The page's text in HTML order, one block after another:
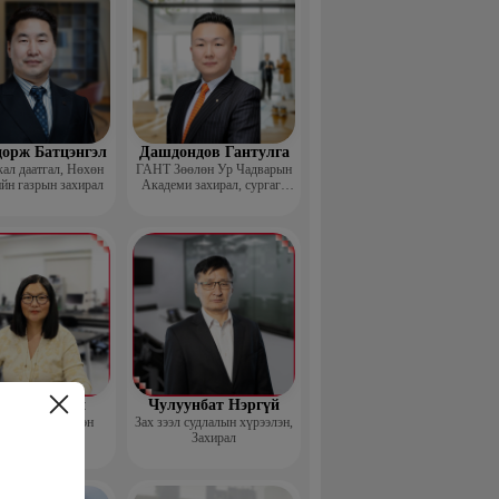
Батцэнгэл
даатгал, Нөхөн
газрын захирал
Дашдондов Гантулга
ГАНТ Зөөлөн Ур Чадварын
Академи захирал, сургагч
Баясгалан
Үүсгэн
Чулуунбат Нэргүй
Зах зээл судлалын хүрээлэн,
Захирал